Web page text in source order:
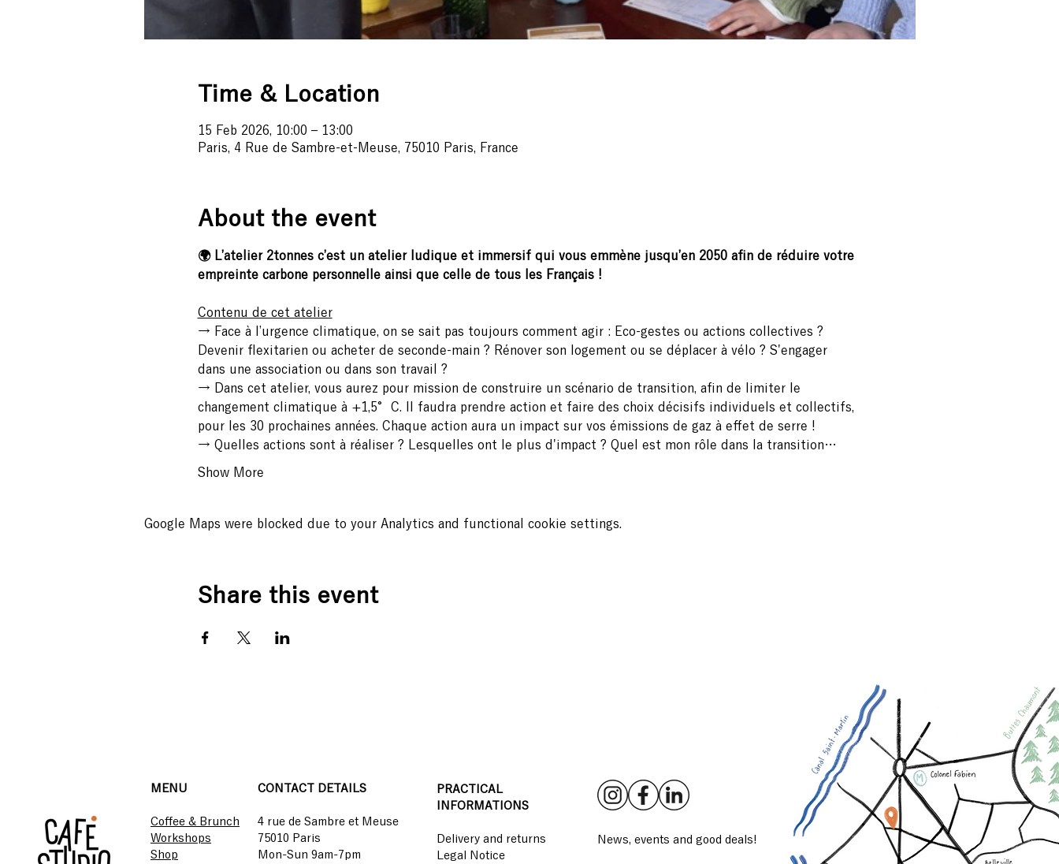
Time & Location
15 Feb 2026, 10:00 – 13:00
Paris, 4 Rue de Sambre-et-Meuse, 75010 Paris, France
About the event
🌍 L’atelier 2tonnes c’est un atelier ludique et immersif qui vous emmène jusqu’en 2050 afin de réduire votre
empreinte carbone personnelle ainsi que celle de tous les Français !
Contenu de cet atelier
→ Face à l’urgence climatique, on se sait pas toujours comment agir : Eco-gestes ou actions collectives ?
Devenir flexitarien ou acheter de seconde-main ? Rénover son logement ou se déplacer à vélo ? S'engager
dans une association ou dans son travail ?
→ Dans cet atelier, vous aurez pour mission de construire un scénario de transition, afin de limiter le
changement climatique à +1,5°C. Il faudra prendre action et faire des choix décisifs individuels et collectifs,
pour les 30 prochaines années. Chaque action aura un impact sur vos émissions de gaz à effet de serre !
→ Quelles actions sont à réaliser ? Lesquelles ont le plus d'impact ? Quel est mon rôle dans la transition…
Show More
Google Maps were blocked due to your Analytics and functional cookie settings.
Share this event
MENU
Coffee & Brunch
Workshops
Shop
CONTACT DETAILS
4 rue de Sambre et Meuse
75010 Paris
Mon-Sun 9am-7pm
PRACTICAL
INFORMATIONS
Delivery and returns
Legal Notice
News, events and good deals!